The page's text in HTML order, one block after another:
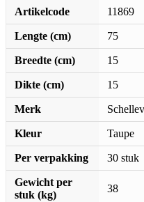
Artikelcode
11869
Lengte (cm) 75
Breedte (cm) 15
Dikte (cm) 15
Merk
Kleur Taupe
Per verpakking 30 stuk
Gewicht per
stuk (kg)
38